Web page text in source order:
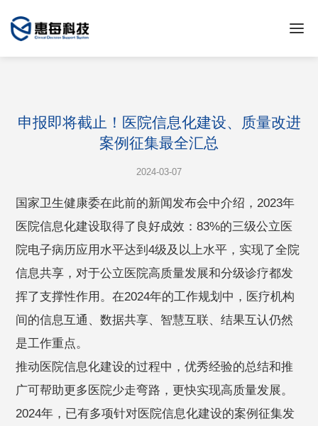
申报即将截止！医院信息化建设、质量改进
案例征集最全汇总
2024-03-07
国家卫生健康委在此前的新闻发布会中介绍，2023年
医院信息化建设取得了良好成效：83%的三级公立医
院电子病历应用水平达到4级及以上水平，实现了全院
信息共享，对于公立医院高质量发展和分级诊疗都发
挥了支撑性作用。在2024年的工作规划中，医疗机构
间的信息互通、数据共享、智慧互联、结果互认仍然
是工作重点。
推动医院信息化建设的过程中，优秀经验的总结和推
广可帮助更多医院少走弯路，更快实现高质量发展。
2024年，已有多项针对医院信息化建设的案例征集发